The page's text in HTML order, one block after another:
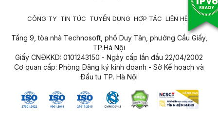
CÔNG TY TIN TỨC TUYỂN DỤNG HỢP TÁC LIÊN HỆ
Tầng 9, tòa nhà Technosoft, phố Duy Tân, phường Cầu Giấy,
TP.Hà Nội
Giấy CNĐKKD: 0101243150 - Ngày cấp lần đầu 22/04/2002
Cơ quan cấp: Phòng Đăng ký kinh doanh - Sở Kế hoạch và
Đầu tư TP. Hà Nội